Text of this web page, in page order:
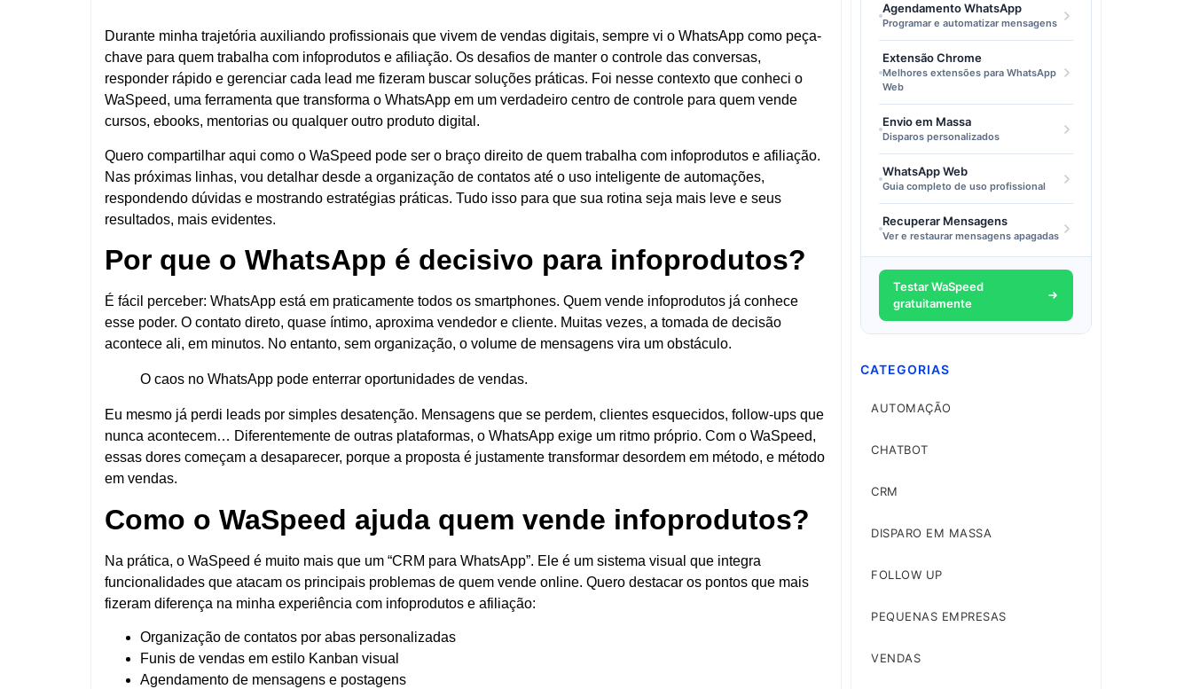
Durante minha trajetória auxiliando profissionais que vivem de vendas digitais, sempre vi o WhatsApp como peça-
chave para quem trabalha com infoprodutos e afiliação. Os desafios de manter o controle das conversas,
responder rápido e gerenciar cada lead me fizeram buscar soluções práticas. Foi nesse contexto que conheci o
WaSpeed, uma ferramenta que transforma o WhatsApp em um verdadeiro centro de controle para quem vende
cursos, ebooks, mentorias ou qualquer outro produto digital.
Quero compartilhar aqui como o WaSpeed pode ser o braço direito de quem trabalha com infoprodutos e afiliação.
Nas próximas linhas, vou detalhar desde a organização de contatos até o uso inteligente de automações,
respondendo dúvidas e mostrando estratégias práticas. Tudo isso para que sua rotina seja mais leve e seus
resultados, mais evidentes.
Por que o WhatsApp é decisivo para infoprodutos?
É fácil perceber: WhatsApp está em praticamente todos os smartphones. Quem vende infoprodutos já conhece
esse poder. O contato direto, quase íntimo, aproxima vendedor e cliente. Muitas vezes, a tomada de decisão
acontece ali, em minutos. No entanto, sem organização, o volume de mensagens vira um obstáculo.
O caos no WhatsApp pode enterrar oportunidades de vendas.
Eu mesmo já perdi leads por simples desatenção. Mensagens que se perdem, clientes esquecidos, follow-ups que
nunca acontecem… Diferentemente de outras plataformas, o WhatsApp exige um ritmo próprio. Com o WaSpeed,
essas dores começam a desaparecer, porque a proposta é justamente transformar desordem em método, e método
em vendas.
Como o WaSpeed ajuda quem vende infoprodutos?
Na prática, o WaSpeed é muito mais que um “CRM para WhatsApp”. Ele é um sistema visual que integra
funcionalidades que atacam os principais problemas de quem vende online. Quero destacar os pontos que mais
fizeram diferença na minha experiência com infoprodutos e afiliação:
Organização de contatos por abas personalizadas
Funis de vendas em estilo Kanban visual
Agendamento de mensagens e postagens
Agendamento WhatsApp
Programar e automatizar mensagens
Extensão Chrome
Melhores extensões para WhatsApp
Web
Envio em Massa
Disparos personalizados
WhatsApp Web
Guia completo de uso profissional
Recuperar Mensagens
Ver e restaurar mensagens apagadas
Testar WaSpeed
gratuitamente
CATEGORIAS
AUTOMAÇÃO
CHATBOT
CRM
DISPARO EM MASSA
FOLLOW UP
PEQUENAS EMPRESAS
VENDAS